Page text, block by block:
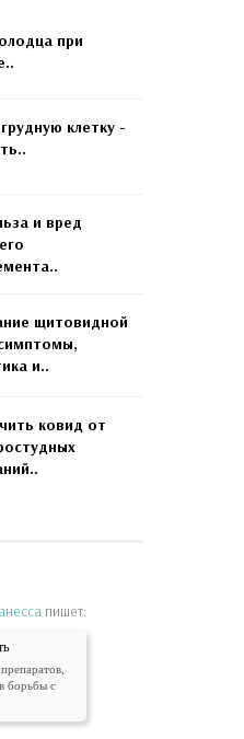
при
клетку -
и вред
щитовидной
и..
ковид от
пишет:
борьбы с